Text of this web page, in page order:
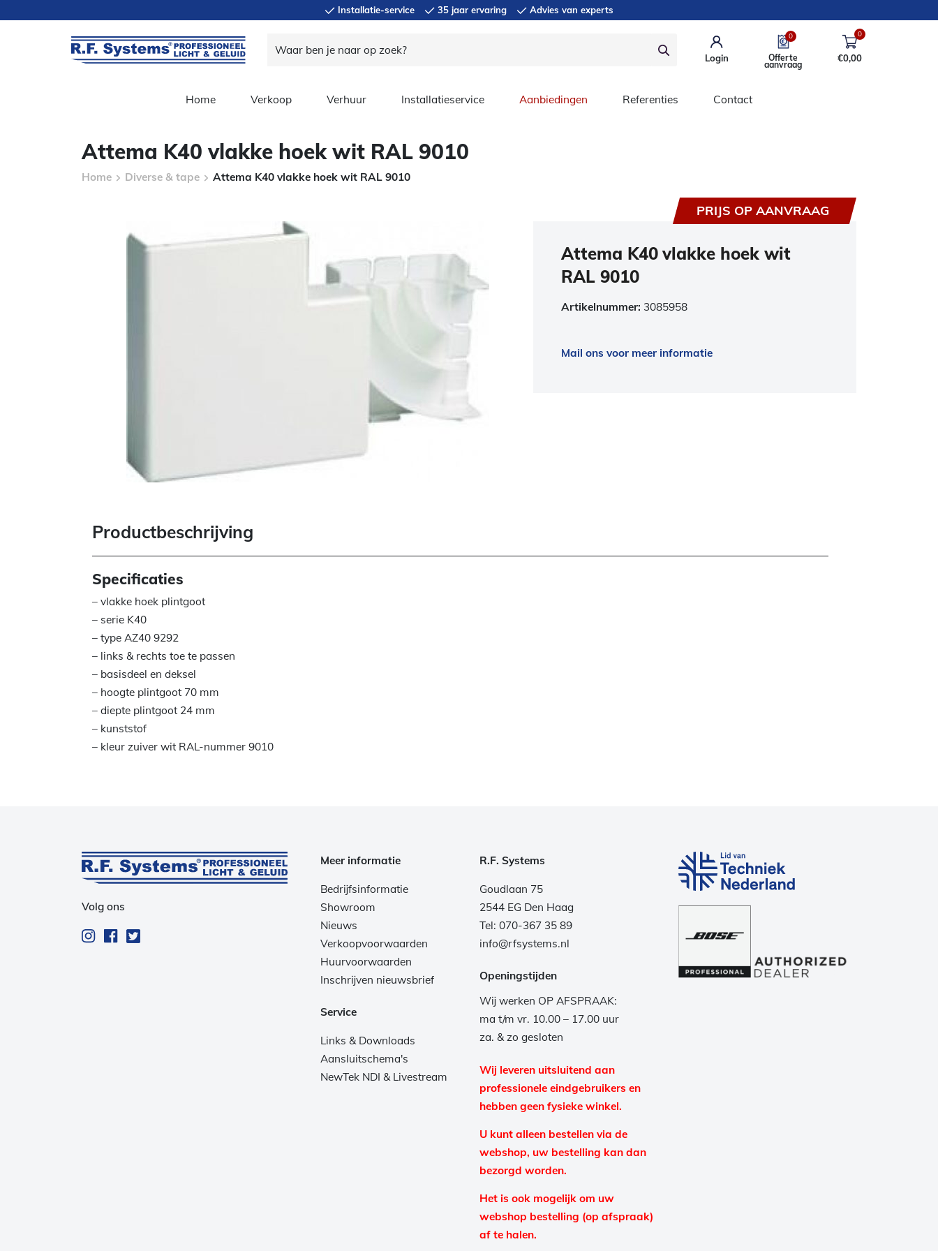
Installatie-service 35 jaar ervaring Advies van experts
Login
0
Offerte
aanvraag
0
€0,00
Home Verkoop Verhuur Installatieservice Aanbiedingen Referenties Contact
Attema K40 vlakke hoek wit RAL 9010
Home Diverse & tape Attema K40 vlakke hoek wit RAL 9010
PRIJS OP AANVRAAG
Attema K40 vlakke hoek wit
RAL 9010
Artikelnummer: 3085958
Mail ons voor meer informatie
Productbeschrijving
Specificaties
– vlakke hoek plintgoot
– serie K40
– type AZ40 9292
– links & rechts toe te passen
– basisdeel en deksel
– hoogte plintgoot 70 mm
– diepte plintgoot 24 mm
– kunststof
– kleur zuiver wit RAL-nummer 9010
Volg ons
Meer informatie
Bedrijfsinformatie
Showroom
Nieuws
Verkoopvoorwaarden
Huurvoorwaarden
Inschrijven nieuwsbrief
Service
Links & Downloads
Aansluitschema's
NewTek NDI & Livestream
R.F. Systems
Goudlaan 75
2544 EG Den Haag
Tel: 070-367 35 89
info@rfsystems.nl
Openingstijden
Wij werken OP AFSPRAAK:
ma t/m vr. 10.00 – 17.00 uur
za. & zo gesloten
Wij leveren uitsluitend aan
professionele eindgebruikers en
hebben geen fysieke winkel.
U kunt alleen bestellen via de
webshop, uw bestelling kan dan
bezorgd worden.
Het is ook mogelijk om uw
webshop bestelling (op afspraak)
af te halen.